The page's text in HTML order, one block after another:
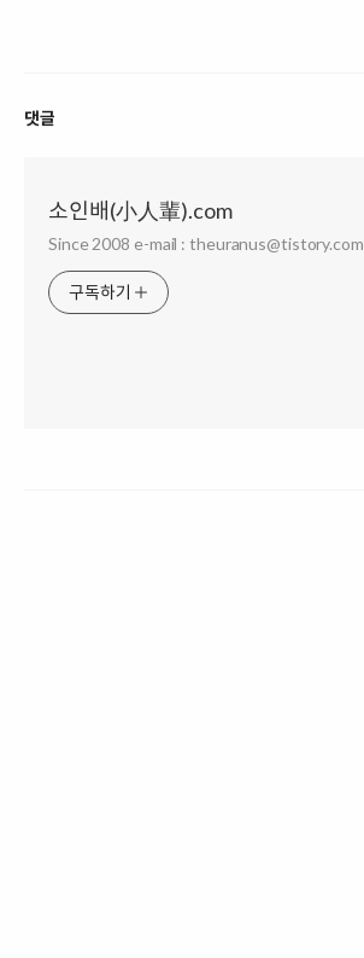
댓글
소인배(小人輩).com
Since 2008 e-mail : theuranus@tistory.com
구독하기